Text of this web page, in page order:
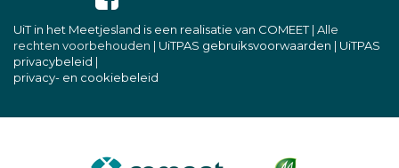
UiT in het Meetjesland is een realisatie van COMEET| Alle
rechten voorbehouden | UiTPAS gebruiksvoorwaarden | UiTPAS
privacybeleid |
privacy- en cookiebeleid